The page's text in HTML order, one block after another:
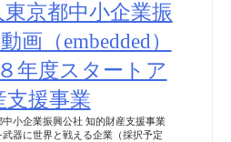
京都中小企業振
画（embedded）
年度スタートア
支援事業
小企業振興公社 知的財産支援事業
器に世界と戦える企業（採択予定